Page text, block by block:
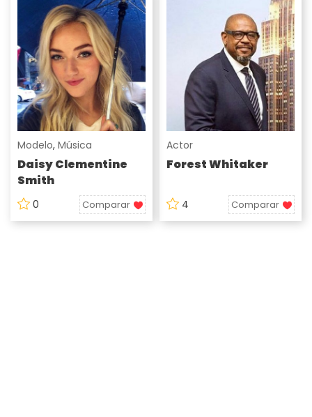
Modelo, Música
Daisy Clementine
Smith
0 Comparar
Actor
Forest Whitaker
4 Comparar